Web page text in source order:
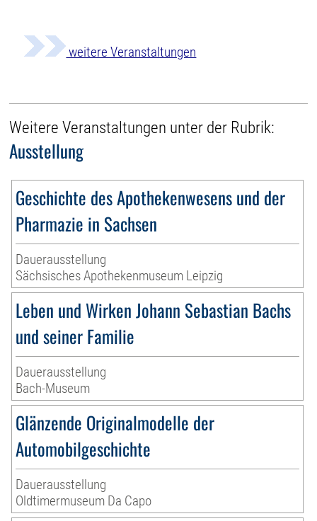
weitere Veranstaltungen
Weitere Veranstaltungen unter der Rubrik:
Ausstellung
Geschichte des Apothekenwesens und der
Pharmazie in Sachsen
Dauerausstellung
Sächsisches Apothekenmuseum Leipzig
Leben und Wirken Johann Sebastian Bachs
und seiner Familie
Dauerausstellung
Bach-Museum
Glänzende Originalmodelle der
Automobilgeschichte
Dauerausstellung
Oldtimermuseum Da Capo